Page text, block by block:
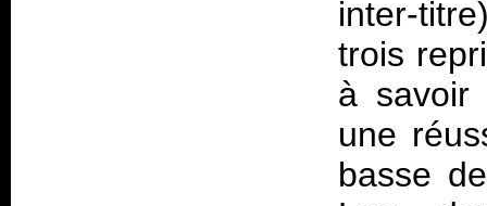
inter-
trois
à savoir
une
basse